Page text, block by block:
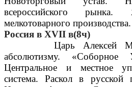
всероссийского рынка.
мелкотоварного
Россия в XVII в(8ч)
Царь Алексей
абсолютизму.
Центральное и местное
система. Раскол в русской